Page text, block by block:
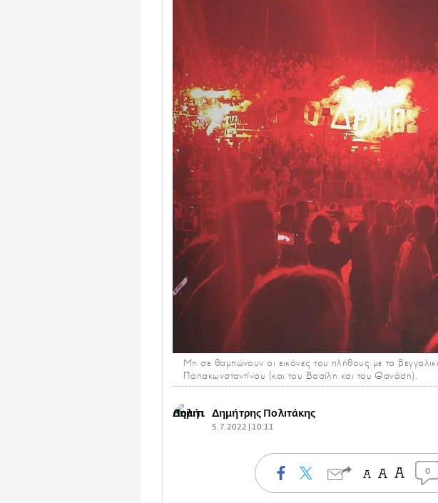
Μη σε θαμπώνουν οι εικόνες του πλήθους με τα
Παπακωνσταντίνου (και του Βασίλη και του Θανάση).
Δημήτρης Πολιτάκης
5.7.2022 | 10:11
0